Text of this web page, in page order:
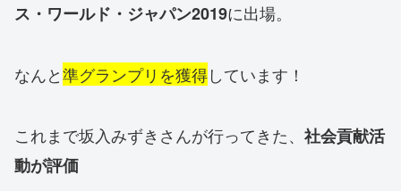
ス・ワールド・ジャパン2019に出場。
なんと準グランプリを獲得しています！
これまで坂入みずきさんが行ってきた、 社会貢献活
動が評価